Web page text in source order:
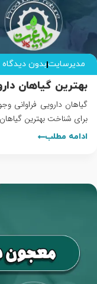
مدیرسایتبدون دیدگاه
بهترین گیاهان
گیاهان دارویی فراوانی
برای شناخت بهترین
ادامه مطلب